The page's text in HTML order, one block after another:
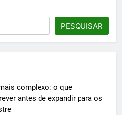
PESQUISAR
complexo: o que
antes de expandir para os